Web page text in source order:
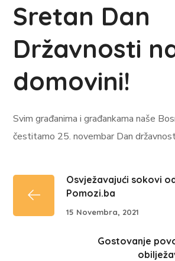
Sretan Dan
Državnosti
domovini!
Svim građanima i građankama naše
čestitamo 25. novembar Dan
Osvježavajući sokovi
Pomozi.ba
15 Novembra, 2021
Gostovanje